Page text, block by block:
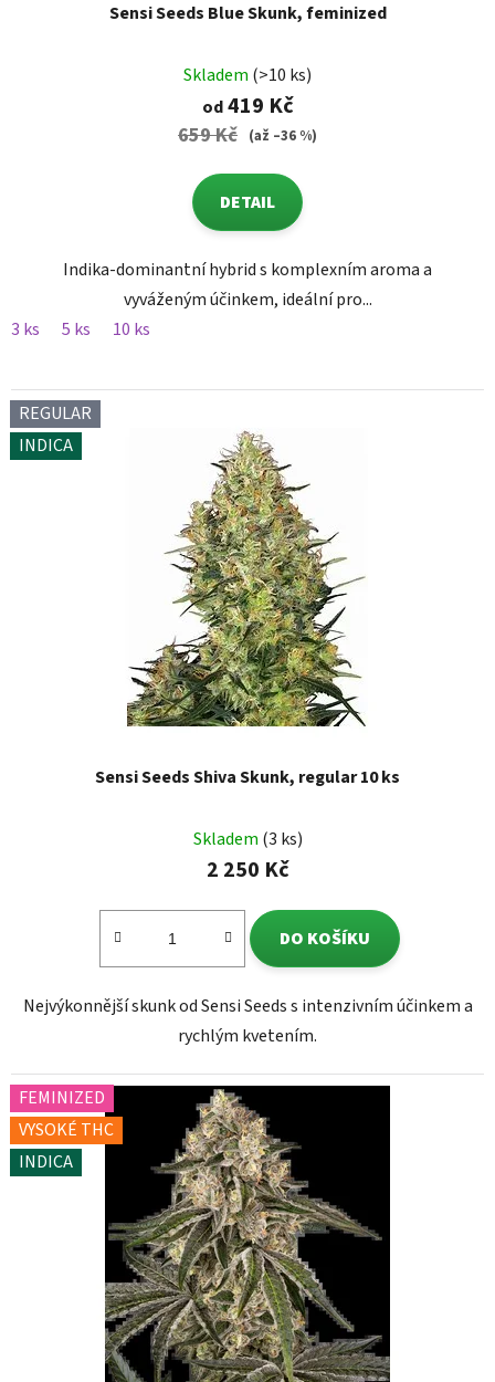
Sensi Seeds Blue Skunk, feminized
Skladem (>10 ks)
od419 Kč
659 Kč (až –36 %)
DETAIL
Indika-dominantní hybrid s komplexním aroma a
vyváženým účinkem, ideální pro...
3 ks
5 ks 10 ks
REGULAR
INDICA
Sensi Seeds Shiva Skunk, regular 10 ks
Skladem (3 ks)
2 250 Kč
DO KOŠÍKU
Nejvýkonnější skunk od Sensi Seeds s intenzivním účinkem a
rychlým kvetením.
FEMINIZED
VYSOKÉ THC
INDICA